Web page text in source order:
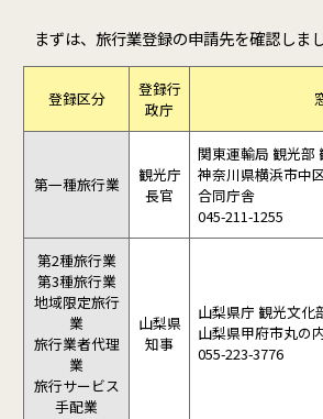
まずは、旅行業登録の申請先を確認しまし
登録区分
登録行
政庁
第一種旅行業
観光庁
長官
関東運輸局 観光部
神奈川県横浜市中
合同庁舎
045-211-1255
第2種旅行業
第3種旅行業
地域限定旅行
業
旅行業者代理
業
旅行サービス
手配業
山梨県
知事
山梨県庁 観光文化
山梨県甲府市丸の
055-223-3776